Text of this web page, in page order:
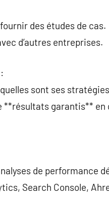
des études de cas.
d’autres entreprises.
sont ses
garantis** en
de performance
Search Console,